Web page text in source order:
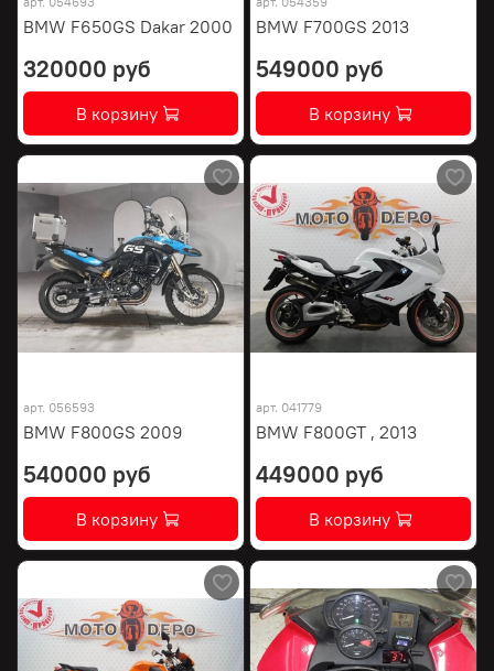
BMW F650GS Dakar 2000
320000 руб
В корзину
BMW F700GS 2013
549000 руб
В корзину
арт. 056593
BMW F800GS 2009
540000 руб
В корзину
арт. 041779
BMW F800GT , 2013
449000 руб
В корзину